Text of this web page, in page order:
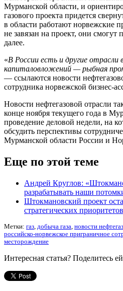
Мурманской области, и
газового проекта придется
в области работают норвежские
не завязан на проект, они смогут
далее.
«В России есть и другие
капиталовложений — рыбная
— ссылаются новости
сотрудника норвежской бизнес-
Новости нефтегазовой отрасли
конце ноября текущего года в
проведение деловой недели, на
обсудить перспективы
Мурманской области России и
Еще по этой теме
Андрей Круглов:
разрабатывать наши
Штокмановский проект
стратегических
Метки: газ добыча газа новости
российско-норвежское приграничное
месторождение
Интересная статья? Поделитесь